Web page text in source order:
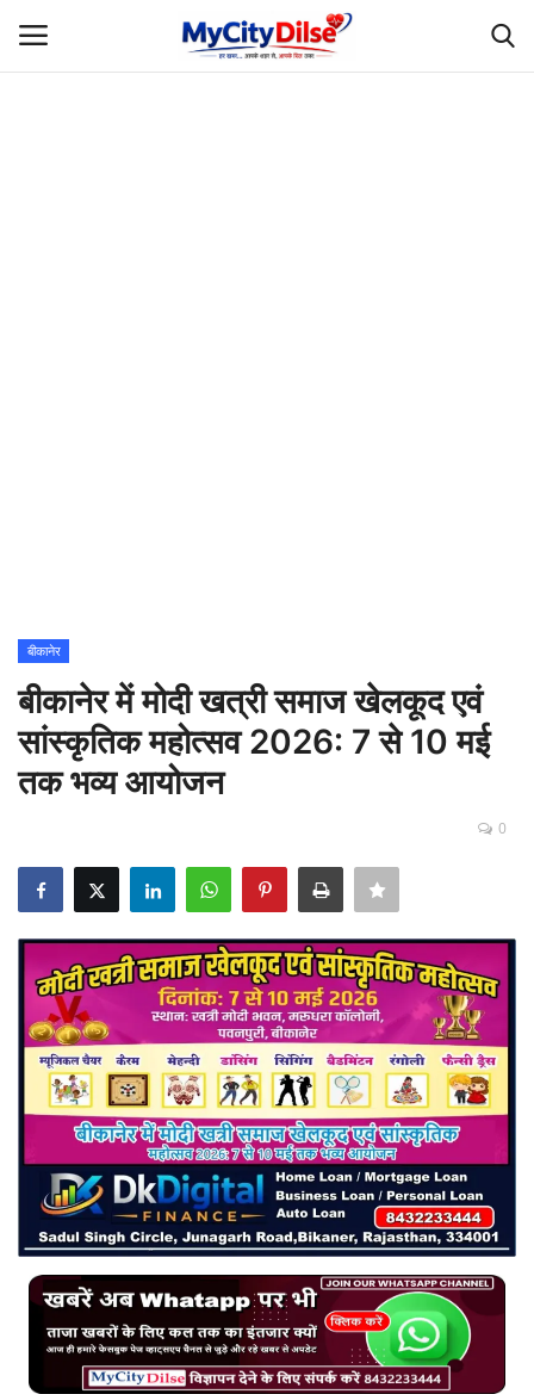
शिक्षा
Rajasthani Influencers
देश
ऑटोमोबाइल
मनोरंजन
पॉलिटिक्स
बिजनेस
टेक ज्ञान
Language
English Hindi
बीकानेर
बीकानेर में मोदी खत्री समाज खेलकूद एवं
सांस्कृतिक महोत्सव 2026: 7 से 10 मई
तक भव्य आयोजन
0